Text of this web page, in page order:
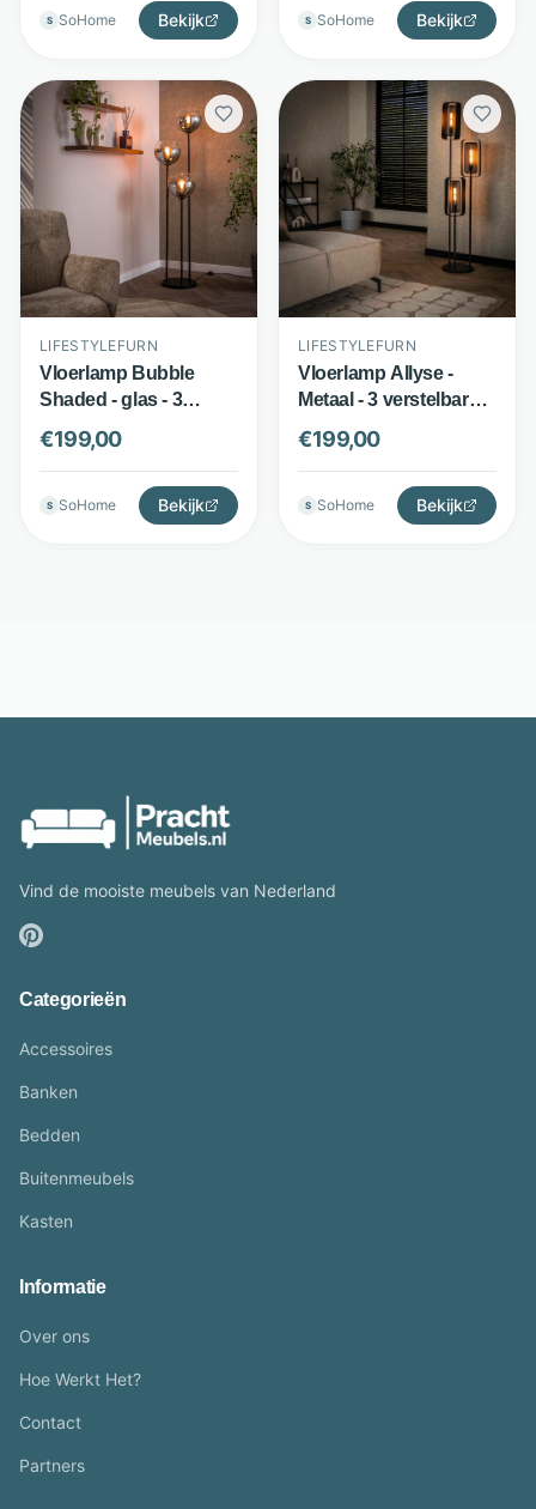
S SoHome Bekijk S SoHome Bekijk
LIFESTYLEFURN
Vloerlamp Bubble
Shaded - glas - 3
rookglazen bollen -
grijs - LifestyleFurn
€199,00
S SoHome Bekijk
LIFESTYLEFURN
Vloerlamp Allyse -
Metaal - 3 verstelbare
lichtpunten - Zwart -
LifestyleFurn
€199,00
S SoHome Bekijk
Vind de mooiste meubels van Nederland
Categorieën
Accessoires
Banken
Bedden
Buitenmeubels
Kasten
Informatie
Over ons
Hoe Werkt Het?
Contact
Partners